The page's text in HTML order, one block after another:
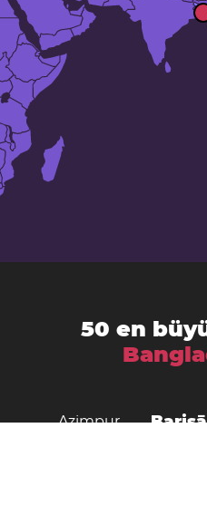
50 en
Azimpur